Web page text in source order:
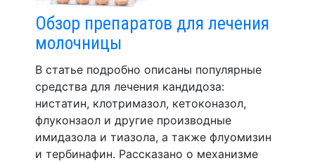
Обзор препаратов для лечения
молочницы
В статье подробно описаны популярные
средства для лечения кандидоза:
нистатин, клотримазол, кетоконазол,
флуконзаол и другие производные
имидазола и тиазола, а также флуомизин
и тербинафин. Рассказано о механизме